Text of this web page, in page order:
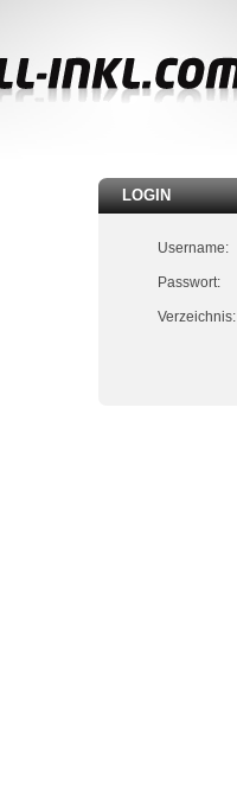
LOGIN
Username:
Passwort:
Verzeichnis: